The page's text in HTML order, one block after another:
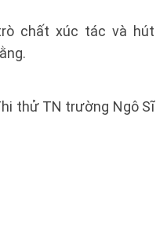
chất xúc tác và hút
thử TN trường Ngô Sĩ